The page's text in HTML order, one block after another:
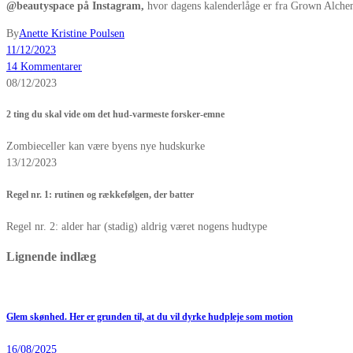
@beautyspace på Instagram, hvor dagens kalenderlåge er fra Grown
ByAnette Kristine Poulsen
11/12/2023
14 Kommentarer
08/12/2023
2 ting du skal vide om det hud-varmeste forsker-emne
Zombieceller kan være byens nye hudskurke
13/12/2023
Regel nr. 1: rutinen og rækkefølgen, der batter
Regel nr. 2: alder har (stadig) aldrig været nogens hudtype
Lignende indlæg
Glem skønhed. Her er grunden til, at du vil dyrke hudpleje som motion
16/08/2025